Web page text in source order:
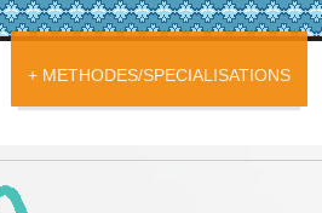
METHODES/SPECIALISATIONS